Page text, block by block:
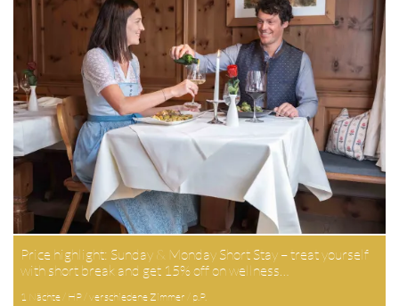
Price highlight: Sunday & Monday Short Stay – treat yourself
with short break and get 15% off on wellness…
1 Nächte / HP / verschiedene Zimmer / p.P.